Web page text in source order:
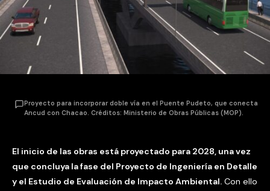
Proyecto para incorporar doble vía en el Puente Pudeto, que conecta
Ancud con Chacao. Créditos: Ministerio de Obras Públicas (MOP).
El inicio de las obras está proyectado para 2028, una vez
que concluya la fase del Proyecto de Ingeniería en Detalle
y el Estudio de Evaluación de Impacto Ambiental. Con ello